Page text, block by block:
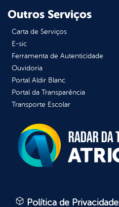
Outros Serviços
Carta de Serviços
E-sic
Ferramenta de Autenticidade
Ouvidoria
Portal Aldir Blanc
Portal da Transparência
Transporte Escolar
Política de Privacidade